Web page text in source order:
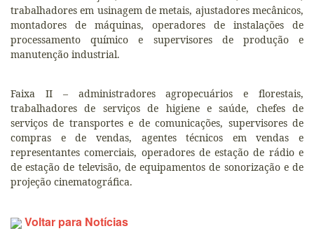
trabalhadores em usinagem de metais, ajustadores mecânicos,
montadores de máquinas, operadores de instalações de
processamento químico e supervisores de produção e
manutenção industrial.
Faixa II – administradores agropecuários e florestais,
trabalhadores de serviços de higiene e saúde, chefes de
serviços de transportes e de comunicações, supervisores de
compras e de vendas, agentes técnicos em vendas e
representantes comerciais, operadores de estação de rádio e
de estação de televisão, de equipamentos de sonorização e de
projeção cinematográfica.
Voltar para Notícias